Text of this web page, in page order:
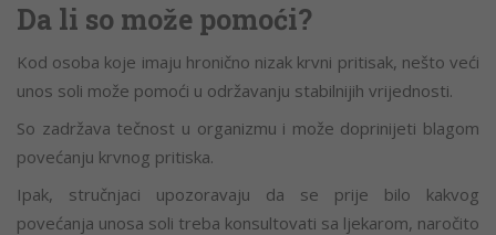
Da li so može pomoći?
Kod osoba koje imaju hronično nizak krvni pritisak, nešto veći
unos soli može pomoći u održavanju stabilnijih vrijednosti.
So zadržava tečnost u organizmu i može doprinijeti blagom
povećanju krvnog pritiska.
Ipak, stručnjaci upozoravaju da se prije bilo kakvog
povećanja unosa soli treba konsultovati sa ljekarom, naročito